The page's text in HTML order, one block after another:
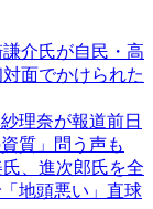
介氏が自民・高
面でかけられた
理奈が報道前日
質」問う声も
、進次郎氏を全
地頭悪い」直球